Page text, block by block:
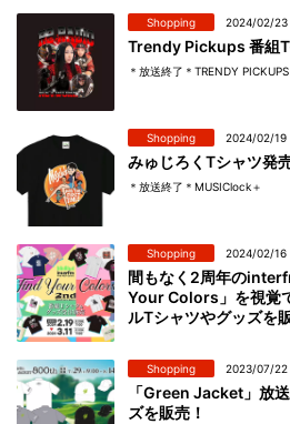
Shopping 2024/02/23
Trendy Pickups 番組
＊放送終了＊TRENDY
Shopping 2024/02/19
みゅじろくTシャツ発
＊放送終了＊MUSIClock＋
Shopping 2024/02/16
間もなく2周年の
Your Colors」を視覚
ルTシャツやグッズを
Shopping 2023/07/22
「Green Jacket」放
ズを販売！